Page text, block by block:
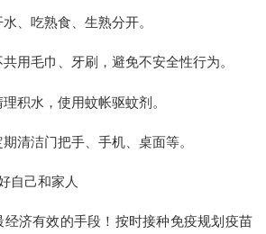
、吃熟食、生熟分开。
用毛巾、牙刷，避免不安全性行为。
积水，使用蚊帐驱蚊剂。
清洁门把手、手机、桌面等。
自己和家人
经济有效的手段！按时接种免疫规划疫苗